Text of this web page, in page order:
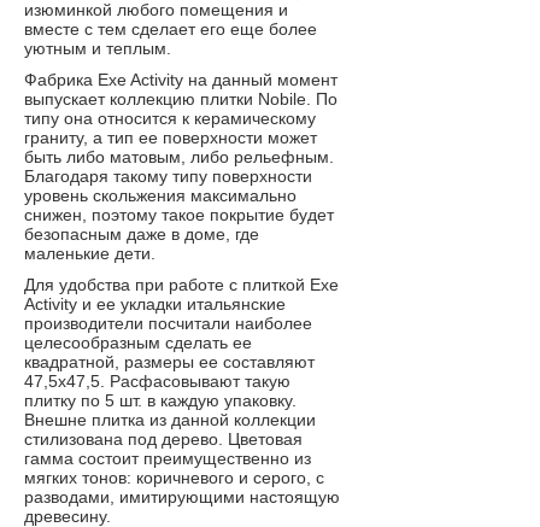
изюминкой любого помещения и
вместе с тем сделает его еще более
уютным и теплым.
Фабрика Exe Activity на данный момент
выпускает коллекцию плитки Nobile. По
типу она относится к керамическому
граниту, а тип ее поверхности может
быть либо матовым, либо рельефным.
Благодаря такому типу поверхности
уровень скольжения максимально
снижен, поэтому такое покрытие будет
безопасным даже в доме, где
маленькие дети.
Для удобства при работе с плиткой Exe
Activity и ее укладки итальянские
производители посчитали наиболее
целесообразным сделать ее
квадратной, размеры ее составляют
47,5х47,5. Расфасовывают такую
плитку по 5 шт. в каждую упаковку.
Внешне плитка из данной коллекции
стилизована под дерево. Цветовая
гамма состоит преимущественно из
мягких тонов: коричневого и серого, с
разводами, имитирующими настоящую
древесину.